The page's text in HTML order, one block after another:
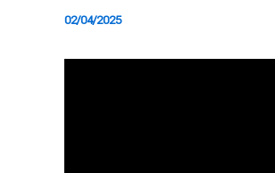
02/04/2025